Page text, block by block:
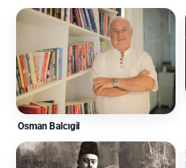
Osman Balcıgil